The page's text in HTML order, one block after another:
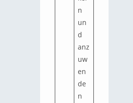
n
un
d
anz
uw
en
de
n